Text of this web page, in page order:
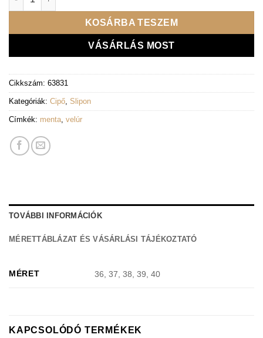
KOSÁRBA TESZEM
VÁSÁRLÁS MOST
Cikkszám: 63831
Kategóriák: Cipő Slipon
Címkék: menta velúr
TOVÁBBI INFORMÁCIÓK
MÉRETTÁBLÁZAT ÉS VÁSÁRLÁSI TÁJÉKOZTATÓ
MÉRET 36, 37, 38, 39, 40
KAPCSOLÓDÓ TERMÉKEK